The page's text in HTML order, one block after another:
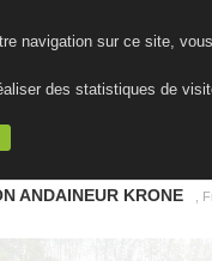
navigation sur ce site,
des statistiques de
ANDAINEUR KRONE ,